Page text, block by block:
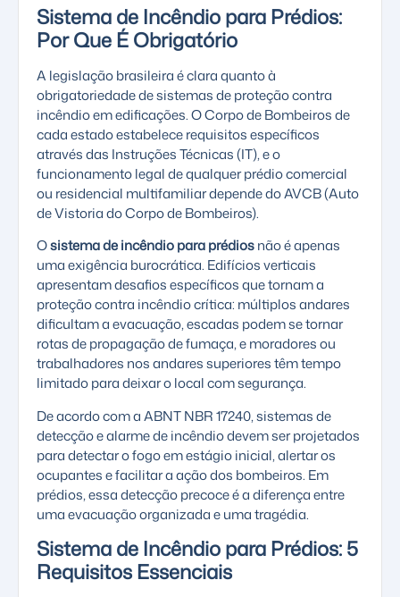
Sistema de Incêndio para Prédios:
Por Que É Obrigatório
A legislação brasileira é clara quanto à
obrigatoriedade de sistemas de proteção contra
incêndio em edificações. O Corpo de Bombeiros de
cada estado estabelece requisitos específicos
através das Instruções Técnicas (IT), e o
funcionamento legal de qualquer prédio comercial
ou residencial multifamiliar depende do AVCB (Auto
de Vistoria do Corpo de Bombeiros).
Osistema de incêndio para prédiosnão é apenas
uma exigência burocrática. Edifícios verticais
apresentam desafios específicos que tornam a
proteção contra incêndio crítica: múltiplos andares
dificultam a evacuação, escadas podem se tornar
rotas de propagação de fumaça, e moradores ou
trabalhadores nos andares superiores têm tempo
limitado para deixar o local com segurança.
De acordo com aABNT NBR 17240, sistemas de
detecção e alarme de incêndio devem ser projetados
para detectar o fogo em estágio inicial, alertar os
ocupantes e facilitar a ação dos bombeiros. Em
prédios, essa detecção precoce é a diferença entre
uma evacuação organizada e uma tragédia.
Sistema de Incêndio para Prédios: 5
Requisitos Essenciais